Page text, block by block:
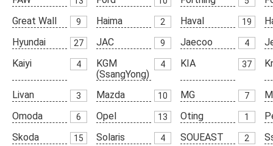
Great Wall
9 Haima 2 Haval 19
Hyundai
27 JAC 9 Jaecoo 4
Kaiyi
4
KGM
(SsangYong)
4 KIA 37
Livan 3 Mazda 10 MG 7
Omoda
6 Opel 13 Oting 1
Skoda
15 Solaris 4 SOUEAST 2